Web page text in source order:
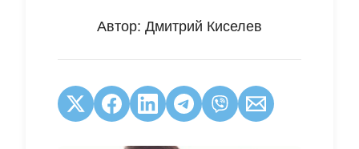
Автор: Дмитрий Киселев